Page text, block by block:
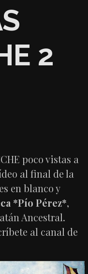
2
poco vistas a
al final de la
en blanco y
*Pío Pérez*,
Ancestral.
al canal de